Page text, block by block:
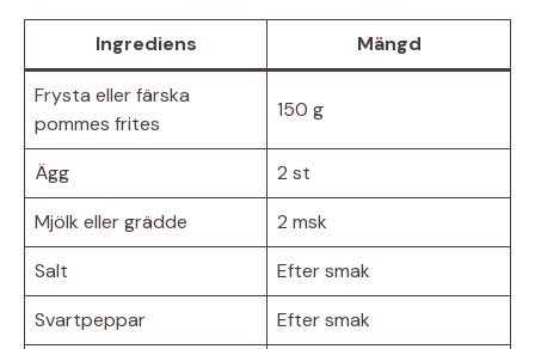
Ingrediens Mängd
Frysta eller färska
pommes frites
150 g
Ägg
2 st
Mjölk eller grädde
2 msk
Salt
Efter smak
Svartpeppar
Efter smak